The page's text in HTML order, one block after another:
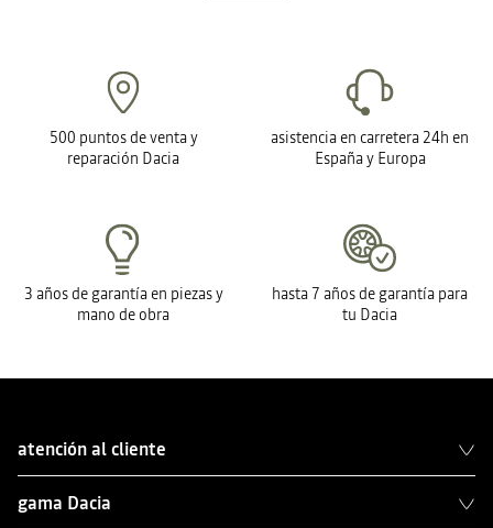
500 puntos de venta y
reparación Dacia
asistencia en carretera 24h en
España y Europa
3 años de garantía en piezas y
mano de obra
hasta 7 años de garantía para
tu Dacia
atención al cliente
gama Dacia